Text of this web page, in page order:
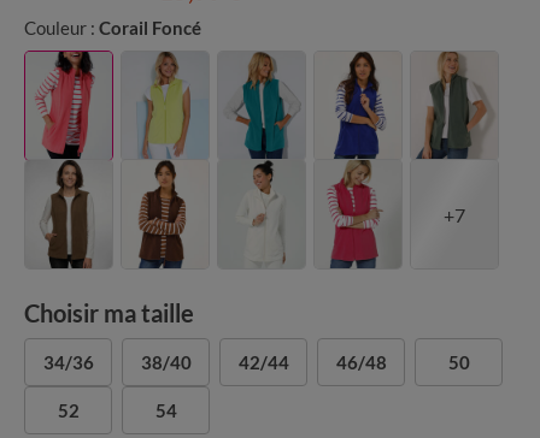
Couleur : Corail Foncé
+7
Choisir ma taille
34/36 38/40 42/44 46/48 50
52 54